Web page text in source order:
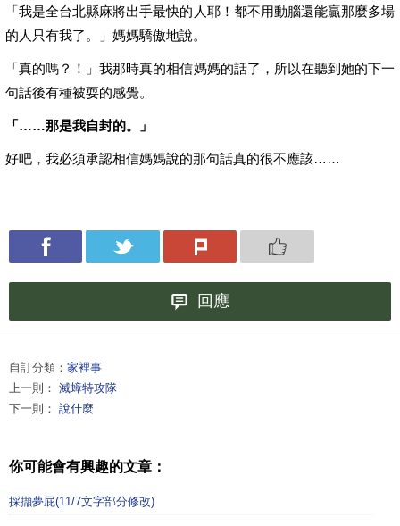
「我是全台北縣麻將出手最快的人耶！都不用動腦還能贏那麼多場
的人只有我了。」媽媽驕傲地說。
「真的嗎？！」我那時真的相信媽媽的話了，所以在聽到她的下一
句話後有種被耍的感覺。
「……那是我自封的。」
好吧，我必須承認相信媽媽說的那句話真的很不應該……
回應
自訂分類： 家裡事
上一則： 滅蟑特攻隊
下一則： 說什麼
你可能會有興趣的文章：
採擷夢屁(11/7文字部分修改)